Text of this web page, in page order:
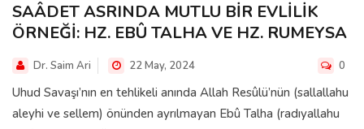
SAÂDET ASRINDA MUTLU BİR EVLİLİK
ÖRNEĞİ: HZ. EBÛ TALHA VE HZ. RUMEYSA
Dr. Saim Ari 22 May, 2024 0
Uhud Savaşı’nın en tehlikeli anında Allah Resûlü’nün (sallallahu
aleyhi ve sellem) önünden ayrılmayan Ebû Talha (radıyallahu